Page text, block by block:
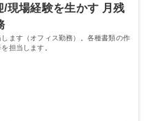
語学力： 資格：1級造園施工
現場経験を生かす 月残
ます（オフィス勤務）。各種書類の作
担当します。